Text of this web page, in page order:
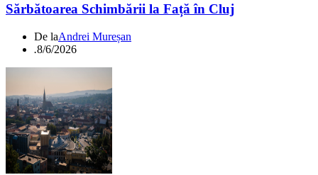
Sărbătoarea Schimbării la Față în Cluj
De laAndrei Mureșan
.8/6/2026